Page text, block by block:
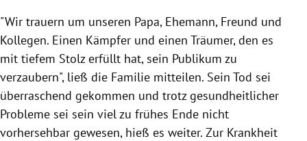
Untermenü
"Wir trauern um unseren Papa, Ehemann, Freund und
Kollegen. Einen Kämpfer und einen Träumer, den es
mit tiefem Stolz erfüllt hat, sein Publikum zu
verzaubern", ließ die Familie mitteilen. Sein Tod sei
überraschend gekommen und trotz gesundheitlicher
Probleme sei sein viel zu frühes Ende nicht
vorhersehbar gewesen, hieß es weiter. Zur Krankheit